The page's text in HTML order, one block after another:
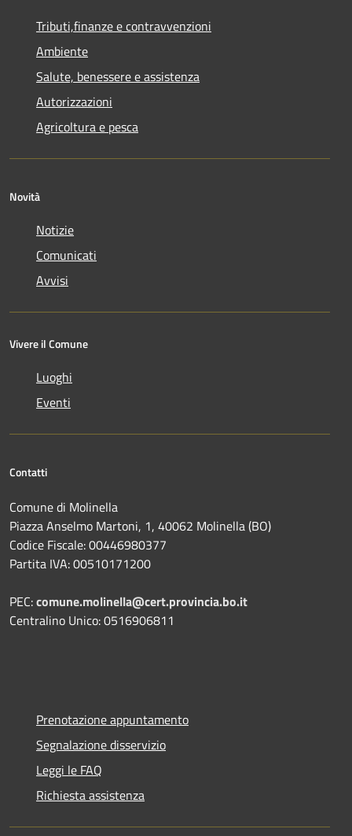
Tributi,finanze e contravvenzioni
Ambiente
Salute, benessere e assistenza
Autorizzazioni
Agricoltura e pesca
Novità
Notizie
Comunicati
Avvisi
Vivere il Comune
Luoghi
Eventi
Contatti
Comune di Molinella
Piazza Anselmo Martoni, 1, 40062 Molinella (BO)
Codice Fiscale: 00446980377
Partita IVA: 00510171200
PEC:comune.molinella@cert.provincia.bo.it
Centralino Unico: 0516906811
Prenotazione appuntamento
Segnalazione disservizio
Leggi le FAQ
Richiesta assistenza